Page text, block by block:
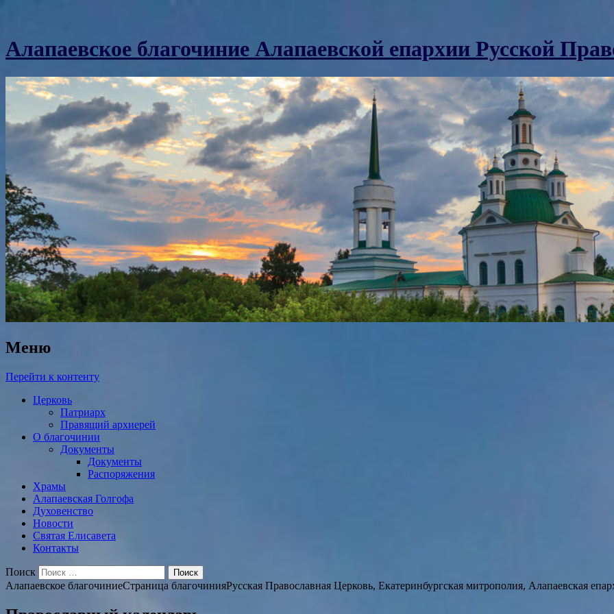
Алапаевское благочиние Алапаевской епархии Русской
Меню
Перейти к контенту
Церковь
Патриарх
Правящий архиерей
О благочинии
Документы
Документы
Распоряжения
Храмы
Алапаевская Голгофа
Духовенство
Новости
Святая Елисавета
Контакты
Поиск
Алапаевское благочиниеСтраница благочинияРусская Православная Церковь, Екатеринбургская митрополия, Алапаевская